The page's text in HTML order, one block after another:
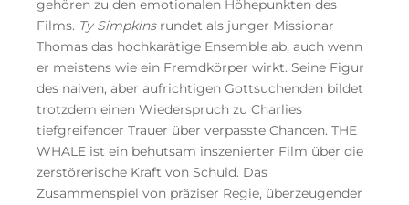
gehören zu den emotionalen Höhepunkten des
Films. Ty Simpkinsrundet als junger Missionar
Thomas das hochkarätige Ensemble ab, auch wenn
er meistens wie ein Fremdkörper wirkt. Seine Figur
des naiven, aber aufrichtigen Gottsuchenden bildet
trotzdem einen Wiederspruch zu Charlies
tiefgreifender Trauer über verpasste Chancen. THE
WHALE ist ein behutsam inszenierter Film über die
zerstörerische Kraft von Schuld. Das
Zusammenspiel von präziser Regie, überzeugender